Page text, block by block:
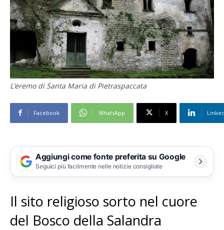
L’eremo di Santa Maria di Pietraspaccata
Facebook WhatsApp X
Aggiungi come fonte preferita su Google
Seguici più facilmente nelle notizie consigliate
Il sito religioso sorto nel cuore
del Bosco della Salandra